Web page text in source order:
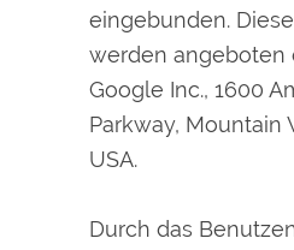
eingebunden.
werden angeboten
Google Inc., 1600
Parkway, Mountain
USA.
Durch das